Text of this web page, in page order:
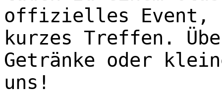
offizielles Event,
kurzes Treffen.
Getränke oder
uns!